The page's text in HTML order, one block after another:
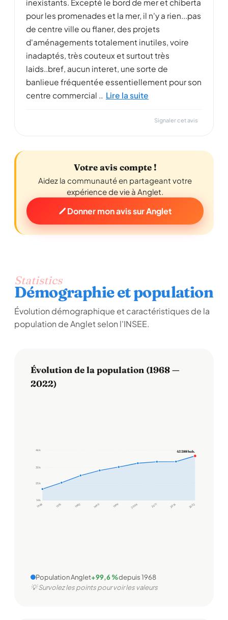
inexistants. Excepté le bord de mer et chiberta
pour les promenades et la mer, il n'y a rien...pas
de centre ville ou flaner, des projets
d'aménagements totalement inutiles, voire
inadaptés, très couteux et surtout très
laids..bref, aucun interet, une sorte de
banlieue fréquentée essentiellement pour son
centre commercial .. Lire la suite
Signaler cet avis
Votre avis compte !
Aidez la communauté en partageant votre
expérience de vie à Anglet.
Donner mon avis sur Anglet
Statistics
Démographie et population
Évolution démographique et caractéristiques de la
population de Anglet selon l'INSEE.
Évolution de la population (1968 —
2022)
14 k
25 k
35 k
46 k
1968 1975 1982 1990 1999 2006 2011 2016 2022
42 288 hab.
Population Anglet+99,6 %depuis 1968
💡 Survolez les points pour voir les valeurs